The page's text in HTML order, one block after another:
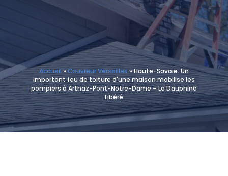
Accueil » Couvreur Versailles» Haute-Savoie. Un
important feu de toiture d'une maison mobilise les
pompiers à Arthaz-Pont-Notre-Dame – Le Dauphiné
Libéré